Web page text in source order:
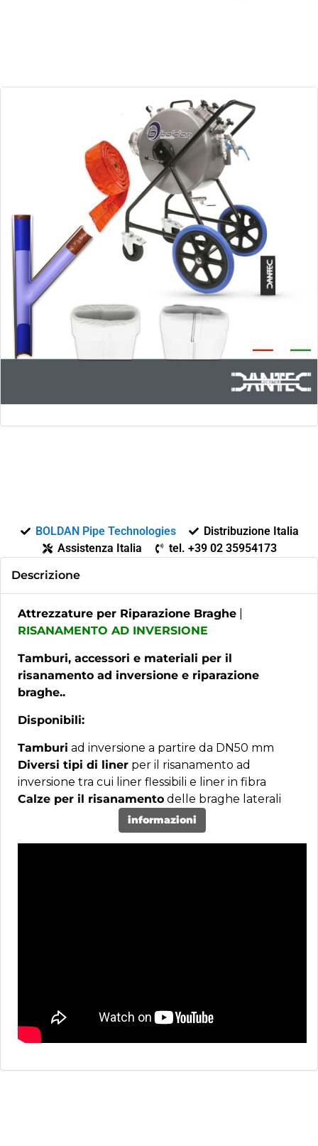
BOLDAN Pipe Technologies
Distribuzione Italia
Assistenza Italia
tel. +39 02 35954173
Descrizione
Attrezzature per Riparazione Braghe
RISANAMENTO AD INVERSIONE
Tamburi, accessori e materiali per il
risanamento ad inversione e riparazione
braghe..
Disponibili:
Tamburi ad inversione a partire da DN50 mm
Diversi tipi di liner per il risanamento ad
inversione tra cui liner flessibili e liner in fibra
Calze per il risanamento delle braghe laterali
informazioni